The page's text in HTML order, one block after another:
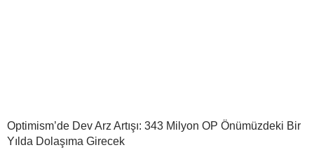
Optimism’de Dev Arz Artışı: 343 Milyon OP Önümüzdeki Bir
Yılda Dolaşıma Girecek